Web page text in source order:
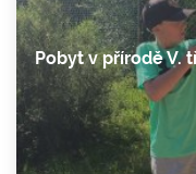
Pobyt v přírodě V.